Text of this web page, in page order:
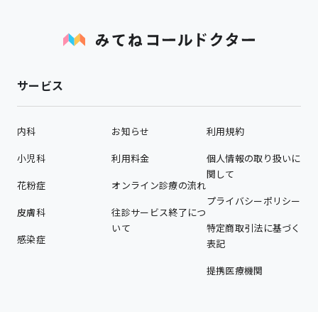
サービス
内科
小児科
花粉症
皮膚科
感染症
お知らせ
利用料金
オンライン診療の流れ
往診サービス終了につ
いて
利用規約
個人情報の取り扱いに
関して
プライバシーポリシー
特定商取引法に基づく
表記
提携医療機関